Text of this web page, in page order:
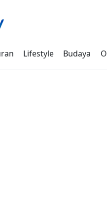
Lifestyle Budaya